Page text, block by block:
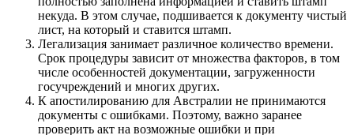
некуда. В этом случае, подшивается к документу чистый
лист, на который и ставится штамп.
Легализация занимает различное количество времени.
Срок процедуры зависит от множества факторов, в том
числе особенностей документации, загруженности
госучреждений и многих других.
К апостилированию для Австралии не принимаются
документы с ошибками. Поэтому, важно заранее
проверить акт на возможные ошибки и при